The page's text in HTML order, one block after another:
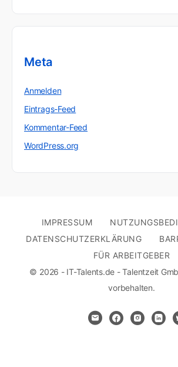
Meta
Anmelden
Eintrags-Feed
Kommentar-Feed
WordPress.org
IMPRESSUM
DATENSCHUTZERKLÄRUNG
FÜR ARBEITGEBER
© 2026 - IT-Talents.de - Talentzeit
vorbehalten.